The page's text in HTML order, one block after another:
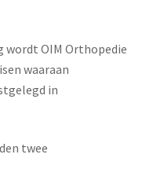
wordt OIM Orthopedie
waaraan
in
twee